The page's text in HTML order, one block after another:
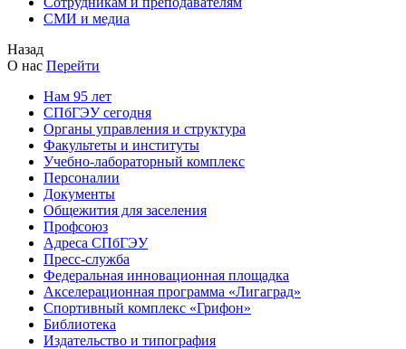
СМИ и медиа
Назад
О нас Перейти
Нам 95 лет
СПбГЭУ сегодня
Органы управления и структура
Факультеты и институты
Учебно-лабораторный комплекс
Персоналии
Документы
Общежития для заселения
Профсоюз
Адреса СПбГЭУ
Пресс-служба
Федеральная инновационная площадка
Акселерационная программа «Лигаград»­­
Спортивный комплекс «Грифон»
Библиотека
Издательство и типография